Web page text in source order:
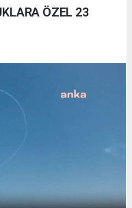
ÖZEL 23